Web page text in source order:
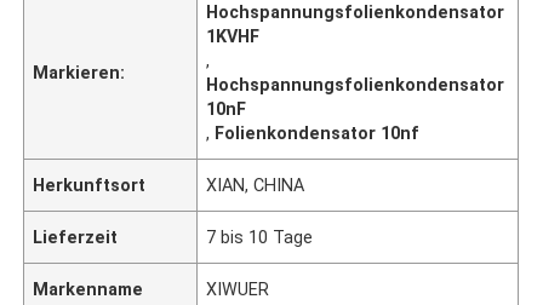
Markieren:
Hochspannungsfolienkondensator
1KVHF
,
Hochspannungsfolienkondensator
10nF
, Folienkondensator 10nf
Herkunftsort XIAN, CHINA
Lieferzeit 7 bis 10 Tage
Markenname XIWUER